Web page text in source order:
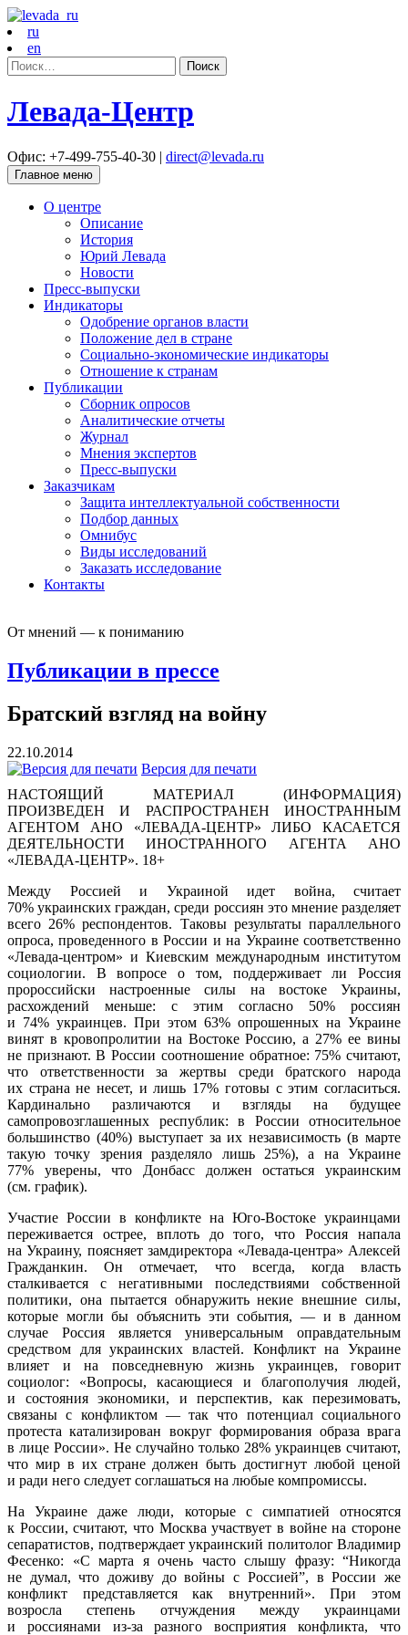
ru
en
Найти:
Левада-Центр
Офис: +7-499-755-40-30 | direct@levada.ru
Главное меню
О центре
Описание
История
Юрий Левада
Новости
Пресс-выпуски
Индикаторы
Одобрение органов власти
Положение дел в стране
Социально-экономические индикаторы
Отношение к странам
Публикации
Сборник опросов
Аналитические отчеты
Журнал
Мнения экспертов
Пресс-выпуски
Заказчикам
Защита интеллектуальной собственности
Подбор данных
Омнибус
Виды исследований
Заказать исследование
Контакты
От мнений — к пониманию
Публикации в прессе
Братский взгляд на войну
22.10.2014
Версия для печати
НАСТОЯЩИЙ МАТЕРИАЛ (ИНФОРМАЦИЯ)
ПРОИЗВЕДЕН И РАСПРОСТРАНЕН ИНОСТРАННЫМ
АГЕНТОМ АНО «ЛЕВАДА-ЦЕНТР» ЛИБО КАСАЕТСЯ
ДЕЯТЕЛЬНОСТИ ИНОСТРАННОГО АГЕНТА АНО
«ЛЕВАДА-ЦЕНТР». 18+
Между Россией и Украиной идет война, считает
70% украинских граждан, среди россиян это мнение разделяет
всего 26% респондентов. Таковы результаты параллельного
опроса, проведенного в России и на Украине соответственно
«Левада-центром» и Киевским международным институтом
социологии. В вопросе о том, поддерживает ли Россия
пророссийски настроенные силы на востоке Украины,
расхождений меньше: с этим согласно 50% россиян
и 74% украинцев. При этом 63% опрошенных на Украине
винят в кровопролитии на Востоке Россию, а 27% ее вины
не признают. В России соотношение обратное: 75% считают,
что ответственности за жертвы среди братского народа
их страна не несет, и лишь 17% готовы с этим согласиться.
Кардинально различаются и взгляды на будущее
самопровозглашенных республик: в России относительное
большинство (40%) выступает за их независимость (в марте
такую точку зрения разделяло лишь 25%), а на Украине
77% уверены, что Донбасс должен остаться украинским
(см. график).
Участие России в конфликте на Юго-Востоке украинцами
переживается острее, вплоть до того, что Россия напала
на Украину, поясняет замдиректора «Левада-центра» Алексей
Гражданкин. Он отмечает, что всегда, когда власть
сталкивается с негативными последствиями собственной
политики, она пытается обнаружить некие внешние силы,
которые могли бы объяснить эти события, — и в данном
случае Россия является универсальным оправдательным
средством для украинских властей. Конфликт на Украине
влияет и на повседневную жизнь украинцев, говорит
социолог:
«Вопросы, касающиеся и благополучия людей,
и состояния экономики, и перспектив, как перезимовать,
связаны с конфликтом — так что потенциал социального
протеста катализирован вокруг формирования образа врага
в лице России». Не случайно только 28% украинцев считают,
что мир в их стране должен быть достигнут любой ценой
и ради него следует соглашаться на любые компромиссы.
На Украине даже люди, которые с симпатией относятся
к России, считают, что Москва участвует в войне на стороне
сепаратистов, подтверждает украинский политолог Владимир
Фесенко:
«С марта я очень часто слышу фразу: “Никогда
не думал, что доживу до войны с Россией”, в России же
конфликт представляется как внутренний». При этом
возросла степень отчуждения между украинцами
и россиянами из-за разного восприятия конфликта, что